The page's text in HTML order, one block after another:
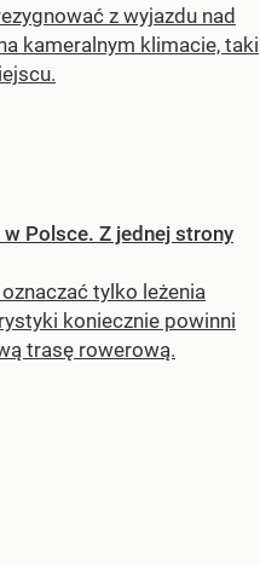
z wyjazdu nad
kameralnym klimacie, taki
Polsce. Z jednej strony
tylko leżenia
koniecznie powinni
trasę rowerową.